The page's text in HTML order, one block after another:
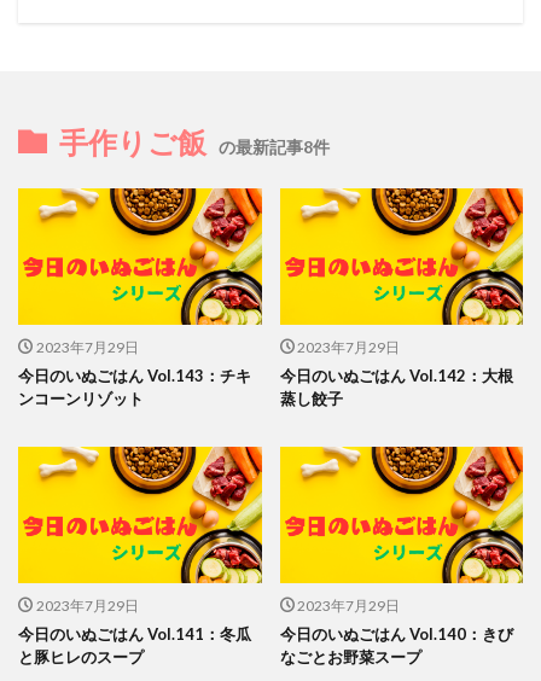
手作りご飯 の最新記事8件
2023年7月29日
今日のいぬごはん Vol.143：チキ
ンコーンリゾット
2023年7月29日
今日のいぬごはん Vol.142：大根
蒸し餃子
2023年7月29日
今日のいぬごはん Vol.141：冬瓜
と豚ヒレのスープ
2023年7月29日
今日のいぬごはん Vol.140：きび
なごとお野菜スープ